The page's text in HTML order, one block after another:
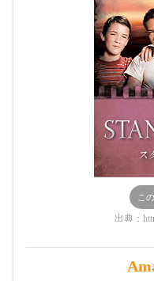
こ
出典：